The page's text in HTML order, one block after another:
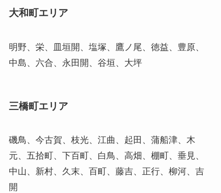
大和町エリア
明野、栄、皿垣開、塩塚、鷹ノ尾、徳益、豊原、
中島、六合、永田開、谷垣、大坪
三橋町エリア
磯鳥、今古賀、枝光、江曲、起田、蒲船津、木
元、五拾町、下百町、白鳥、高畑、棚町、垂見、
中山、新村、久末、百町、藤吉、正行、柳河、吉
開